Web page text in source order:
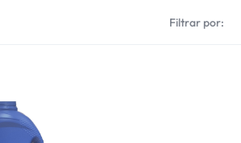
Filtrar por: